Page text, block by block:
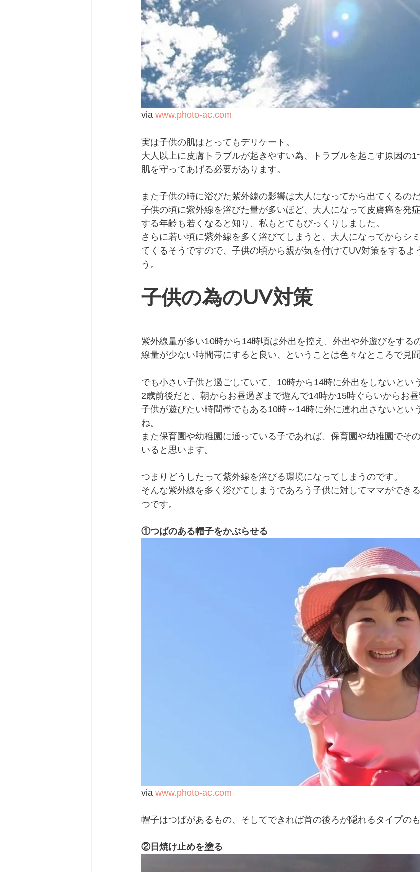
via www.photo-ac.com
実は子供の肌はとってもデリケート。
大人以上に皮膚トラブルが起きやすい為、トラブルを起こす原因の1
肌を守ってあげる必要があります。
また子供の時に浴びた紫外線の影響は大人になってから出てくるのだ
子供の頃に紫外線を浴びた量が多いほど、大人になって皮膚癌を発
する年齢も若くなると知り、私もとてもびっくりしました。
さらに若い頃に紫外線を多く浴びてしまうと、大人になってからシ
てくるそうですので、子供の頃から親が気を付けてUV対策をするよ
う。
子供の為のUV対策
紫外線量が多い10時から14時頃は外出を控え、外出や外遊びをする
線量が少ない時間帯にすると良い、ということは色々なところで見聞
でも小さい子供と過ごしていて、10時から14時に外出をしないとい
2歳前後だと、朝からお昼過ぎまで遊んで14時か15時ぐらいからお昼
子供が遊びたい時間帯でもある10時～14時に外に連れ出さないとい
ね。
また保育園や幼稚園に通っている子であれば、保育園や幼稚園でそ
いると思います。
つまりどうしたって紫外線を浴びる環境になってしまうのです。
そんな紫外線を多く浴びてしまうであろう子供に対してママができ
つです。
①つばのある帽子をかぶらせる
via www.photo-ac.com
帽子はつばがあるもの、そしてできれば首の後ろが隠れるタイプの
②日焼け止めを塗る